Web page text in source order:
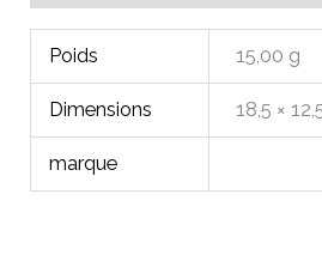
Poids 15,00 g
Dimensions 18,5 ×
marque